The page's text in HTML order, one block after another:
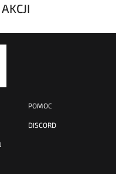
POMOC
DISCORD